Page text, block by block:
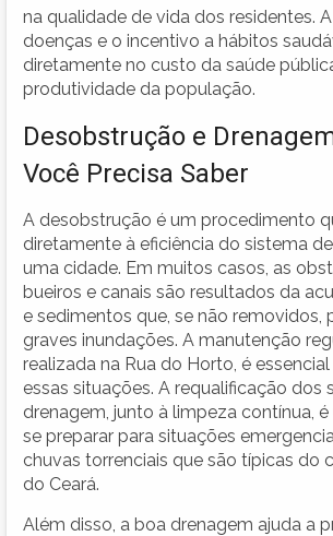
na qualidade de vida dos residentes.
doenças e o incentivo a hábitos
diretamente no custo da saúde
produtividade da população.
Desobstrução e
Você Precisa Saber
A desobstrução é um procedimento
diretamente à eficiência do sistema
uma cidade. Em muitos casos, as
bueiros e canais são resultados da
e sedimentos que, se não removidos,
graves inundações. A manutenção
realizada na Rua do Horto, é
essas situações. A requalificação dos
drenagem, junto à limpeza contínua,
se preparar para situações
chuvas torrenciais que são típicas do
do Ceará.
Além disso, a boa drenagem ajuda a